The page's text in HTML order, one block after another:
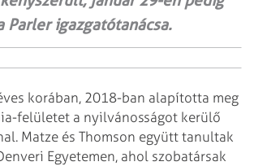
Parler igazgatótanácsa.
korában, 2018-ban alapította meg
felületet a nyilvánosságot kerülő
Matze és Thomson együtt tanultak
Egyetemen, ahol szobatársak